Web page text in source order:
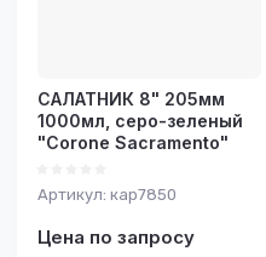
САЛАТНИК 8" 205мм
1000мл, серо-зеленый
"Corone Sacramento"
Артикул: кар7850
Цена по запросу